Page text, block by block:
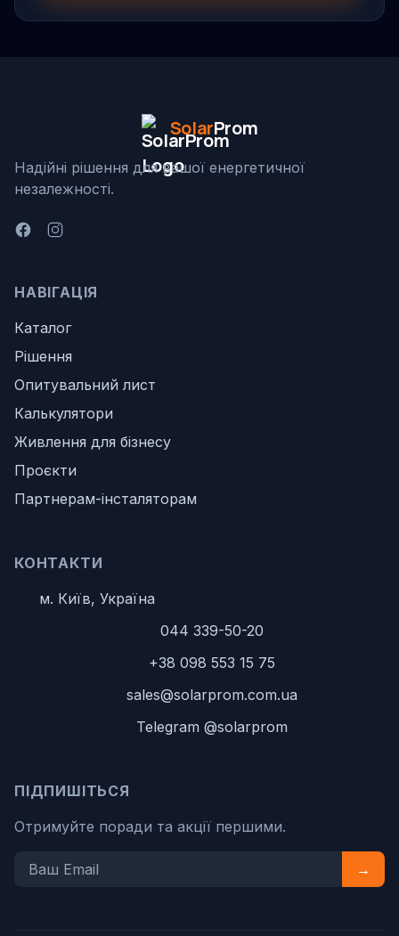
SolarProm
Надійні рішення для вашої енергетичної
незалежності.
НАВІГАЦІЯ
Каталог
Рішення
Опитувальний лист
Калькулятори
Живлення для бізнесу
Проєкти
Партнерам-інсталяторам
КОНТАКТИ
м. Київ, Україна
044 339-50-20
+38 098 553 15 75
sales@solarprom.com.ua
Telegram @solarprom
ПІДПИШІТЬСЯ
Отримуйте поради та акції першими.
→